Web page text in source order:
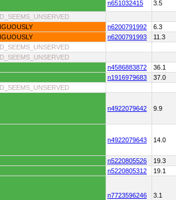
n651032415 3.5
n6200791992 6.3
n6200791993 11.3
n4586883872 36.1
n1916979683 37.0
n4922079642 9.9
n4922079643 14.0
n5220805526 19.3
n5220805312 19.1
n7723596246 3.1